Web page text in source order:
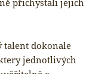
talent dokonale
jednotlivých